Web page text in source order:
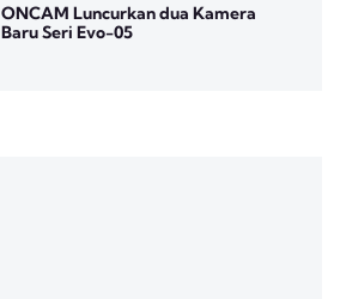
ONCAM Luncurkan dua Kamera
Baru Seri Evo-05